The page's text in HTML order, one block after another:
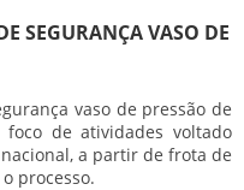
SEGURANÇA VASO DE
vaso de pressão de
de atividades voltado
a partir de frota de
processo.